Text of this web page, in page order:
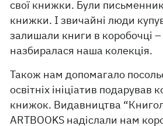
свої книжки. Були
книжки. І звичайні люди
залишали книги в коробочці
назбиралася наша колекція.
Також нам допомагало
освітніх ініціатив подарував
книжок. Видавництва
ARTBOOKS надіслали нам